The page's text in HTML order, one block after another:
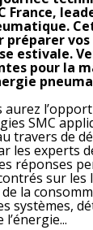
France,
préparer
estivale.
pour la
SMC
travers de
les experts
réponses
sur les
la
systèmes,